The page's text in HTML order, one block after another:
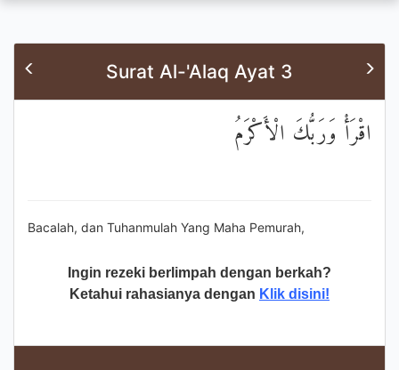
Surat Al-'Alaq Ayat 3
اقْرَأْ وَرَبُّكَ الْأَكْرَمُ
Bacalah, dan Tuhanmulah Yang Maha Pemurah,
Ingin rezeki berlimpah dengan berkah?
Ketahui rahasianya dengan Klik disini!